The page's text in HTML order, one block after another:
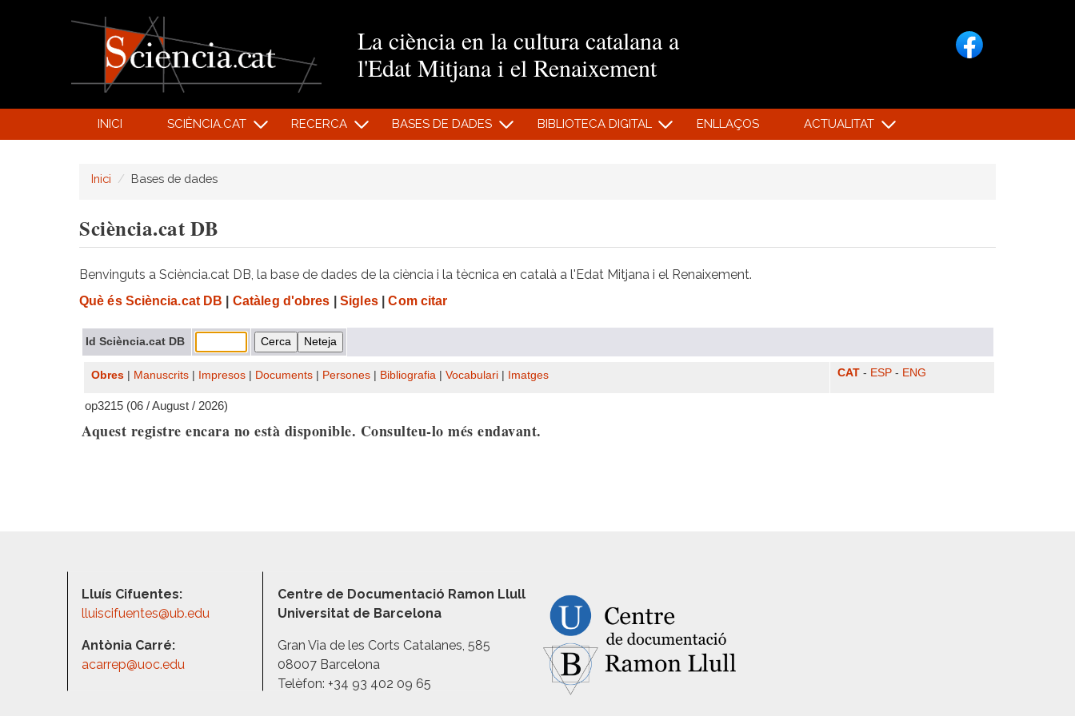
La ciència en la cultura catalana a
l'Edat Mitjana i el Renaixement
INICI SCIÈNCIA.CAT RECERCA BASES DE DADES BIBLIOTECA DIGITAL ENLLAÇOS ACTUALITAT
Inici Bases de dades
Sciència.cat DB
Benvinguts a Sciència.cat DB, la base de dades de la ciència i la tècnica en català a l'Edat Mitjana i el Renaixement.
Què és Sciència.cat DB Catàleg d'obres Sigles| Com citar
Id Sciència.cat DB
Obres Manuscrits Impresos Documents Persones Bibliografia Vocabulari Imatges CAT - ESP - ENG
op3215 (06 / August / 2026)
Aquest registre encara no està disponible. Consulteu-lo més endavant.
Lluís Cifuentes:
lluiscifuentes@ub.edu
Antònia Carré:
acarrep@uoc.edu
Centre de Documentació Ramon Llull
Universitat de Barcelona
Gran Via de les Corts Catalanes, 585
08007 Barcelona
Telèfon: +34 93 402 09 65